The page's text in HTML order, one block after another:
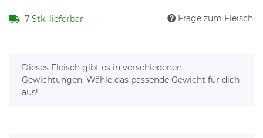
7 Stk. lieferbar Frage zum Fleisch
x
Dieses Fleisch gibt es in verschiedenen
Gewichtungen. Wähle das passende Gewicht für dich
aus!